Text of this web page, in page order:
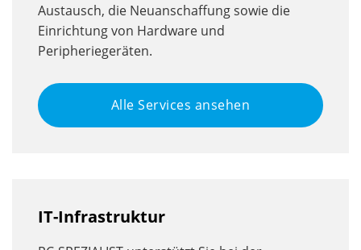
Austausch, die Neuanschaffung sowie die
Einrichtung von Hardware und
Peripheriegeräten.
Alle Services ansehen
IT-Infrastruktur